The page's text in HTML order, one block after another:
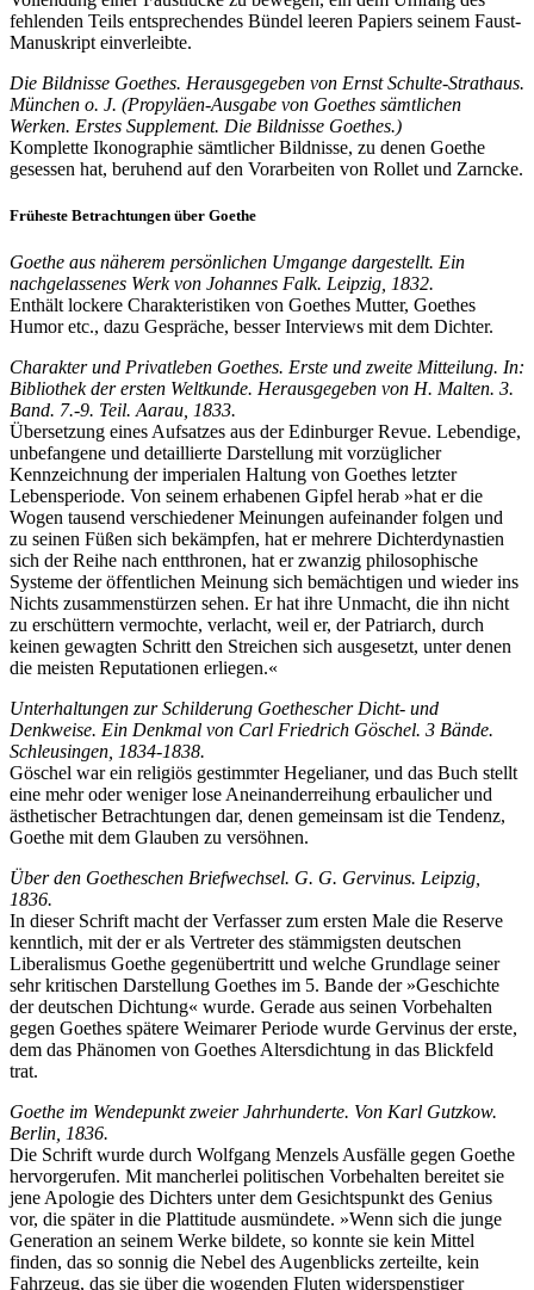
fehlenden Teils entsprechendes Bündel leeren Papiers seinem Faust-
Manuskript einverleibte.
Die Bildnisse Goethes. Herausgegeben von Ernst Schulte-Strathaus.
München o. J. (Propyläen-Ausgabe von Goethes sämtlichen
Werken. Erstes Supplement. Die Bildnisse Goethes.)
Komplette Ikonographie sämtlicher Bildnisse, zu denen Goethe
gesessen hat, beruhend auf den Vorarbeiten von Rollet und Zarncke.
Früheste Betrachtungen über Goethe
Goethe aus näherem persönlichen Umgange dargestellt. Ein
nachgelassenes Werk von Johannes Falk. Leipzig, 1832.
Enthält lockere Charakteristiken von Goethes Mutter, Goethes
Humor etc., dazu Gespräche, besser Interviews mit dem Dichter.
Charakter und Privatleben Goethes. Erste und zweite Mitteilung. In:
Bibliothek der ersten Weltkunde. Herausgegeben von H. Malten. 3.
Band. 7.-9. Teil. Aarau, 1833.
Übersetzung eines Aufsatzes aus der Edinburger Revue. Lebendige,
unbefangene und detaillierte Darstellung mit vorzüglicher
Kennzeichnung der imperialen Haltung von Goethes letzter
Lebensperiode. Von seinem erhabenen Gipfel herab »hat er die
Wogen tausend verschiedener Meinungen aufeinander folgen und
zu seinen Füßen sich bekämpfen, hat er mehrere Dichterdynastien
sich der Reihe nach entthronen, hat er zwanzig philosophische
Systeme der öffentlichen Meinung sich bemächtigen und wieder ins
Nichts zusammenstürzen sehen. Er hat ihre Unmacht, die ihn nicht
zu erschüttern vermochte, verlacht, weil er, der Patriarch, durch
keinen gewagten Schritt den Streichen sich ausgesetzt, unter denen
die meisten Reputationen erliegen.«
Unterhaltungen zur Schilderung Goethescher Dicht- und
Denkweise. Ein Denkmal von Carl Friedrich Göschel. 3 Bände.
Schleusingen, 1834-1838.
Göschel war ein religiös gestimmter Hegelianer, und das Buch stellt
eine mehr oder weniger lose Aneinanderreihung erbaulicher und
ästhetischer Betrachtungen dar, denen gemeinsam ist die Tendenz,
Goethe mit dem Glauben zu versöhnen.
Über den Goetheschen Briefwechsel. G. G. Gervinus. Leipzig,
1836.
In dieser Schrift macht der Verfasser zum ersten Male die Reserve
kenntlich, mit der er als Vertreter des stämmigsten deutschen
Liberalismus Goethe gegenübertritt und welche Grundlage seiner
sehr kritischen Darstellung Goethes im 5. Bande der »Geschichte
der deutschen Dichtung« wurde. Gerade aus seinen Vorbehalten
gegen Goethes spätere Weimarer Periode wurde Gervinus der erste,
dem das Phänomen von Goethes Altersdichtung in das Blickfeld
trat.
Goethe im Wendepunkt zweier Jahrhunderte. Von Karl Gutzkow.
Berlin, 1836.
Die Schrift wurde durch Wolfgang Menzels Ausfälle gegen Goethe
hervorgerufen. Mit mancherlei politischen Vorbehalten bereitet sie
jene Apologie des Dichters unter dem Gesichtspunkt des Genius
vor, die später in die Plattitude ausmündete. »Wenn sich die junge
Generation an seinem Werke bildete, so konnte sie kein Mittel
finden, das so sonnig die Nebel des Augenblicks zerteilte, kein
Fahrzeug, das sie über die wogenden Fluten widerspenstiger